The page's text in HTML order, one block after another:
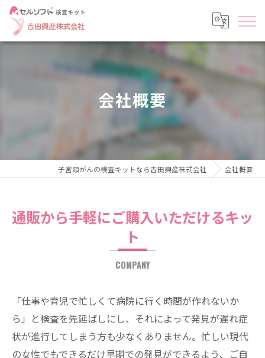
会社概要
子宮頸がんの検査キットなら𠮷田興産株式会社 会社概要
通販から手軽にご購入いただけるキッ
ト
COMPANY
「仕事や育児で忙しくて病院に行く時間が作れないか
ら」と検査を先延ばしにし、それによって発見が遅れ症
状が進行してしまう方も少なくありません。忙しい現代
の女性でもできるだけ早期での発見ができるよう、ご自